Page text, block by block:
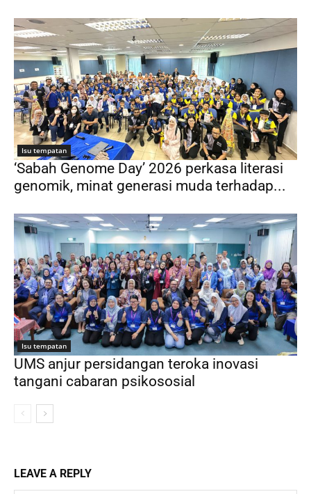
Isu tempatan
‘Sabah Genome Day’ 2026 perkasa literasi
genomik, minat generasi muda terhadap...
Isu tempatan
UMS anjur persidangan teroka inovasi
tangani cabaran psikososial
LEAVE A REPLY